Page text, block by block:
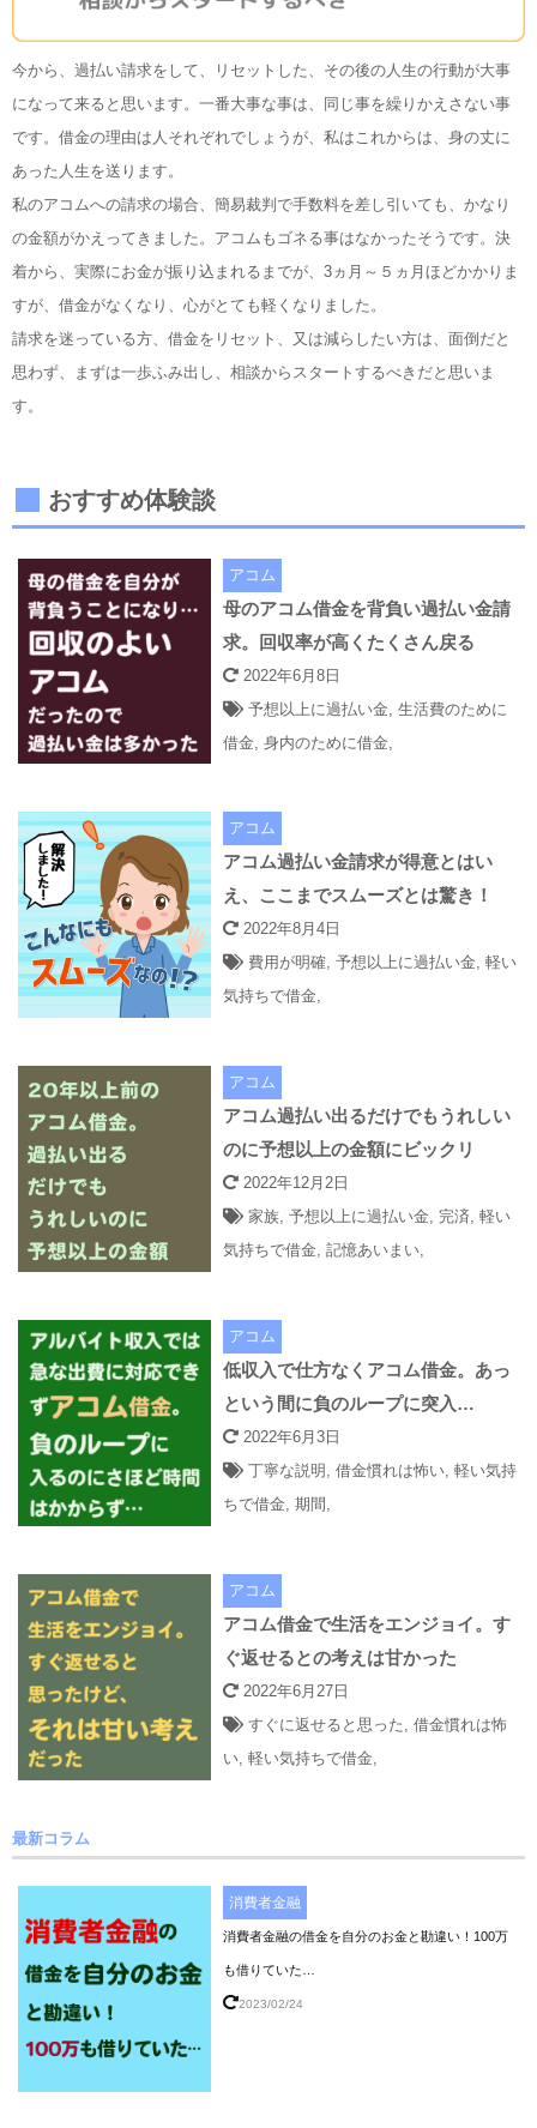
今から、過払い請求をして、リセットした、その後の人生の行動が大事
になって来ると思います。一番大事な事は、同じ事を繰りかえさない事
です。借金の理由は人それぞれでしょうが、私はこれからは、身の丈に
あった人生を送ります。
私のアコムへの請求の場合、簡易裁判で手数料を差し引いても、かなり
の金額がかえってきました。アコムもゴネる事はなかったそうです。決
着から、実際にお金が振り込まれるまでが、3ヵ月～５ヵ月ほどかかりま
すが、借金がなくなり、心がとても軽くなりました。
請求を迷っている方、借金をリセット、又は減らしたい方は、面倒だと
思わず、まずは一歩ふみ出し、相談からスタートするべきだと思いま
す。
おすすめ体験談
アコム
母のアコム借金を背負い過払い金請
求。回収率が高くたくさん戻る
2022年6月8日
予想以上に過払い金 ,生活費のために
借金 ,身内のために借金
アコム
アコム過払い金請求が得意とはい
え、ここまでスムーズとは驚き！
2022年8月4日
費用が明確,予想以上に過払い金,軽い
気持ちで借金,
アコム
アコム過払い出るだけでもうれしい
のに予想以上の金額にビックリ
2022年12月2日
家族,予想以上に過払い金, 完済,軽い
気持ちで借金,記憶あいまい,
アコム
低収入で仕方なくアコム借金。あっ
という間に負のループに突入…
2022年6月3日
丁寧な説明 ,借金慣れは怖い,軽い気持
ちで借金,期間 ,
アコム
アコム借金で生活をエンジョイ。す
ぐ返せるとの考えは甘かった
2022年6月27日
すぐに返せると思った,借金慣れは怖
い,軽い気持ちで借金,
最新コラム
消費者金融
消費者金融の借金を自分のお金と勘違い！100万
も借りていた…
2023/02/24